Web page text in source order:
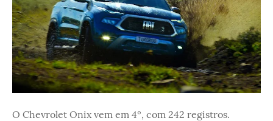
O Chevrolet Onix vem em 4º, com 242 registros.